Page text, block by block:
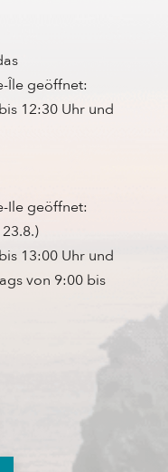
Île geöffnet:
12:30 Uhr und
Ile geöffnet:
13:00 Uhr und
von 9:00 bis